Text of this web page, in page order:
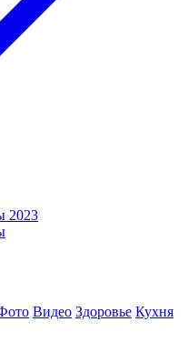
2023
Видео Здоровье Кухня